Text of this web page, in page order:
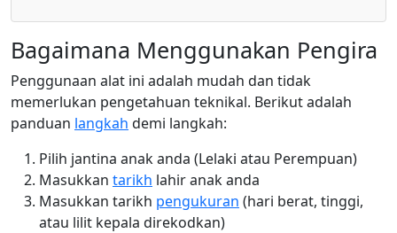
Bagaimana Menggunakan Pengira
Penggunaan alat ini adalah mudah dan tidak
memerlukan pengetahuan teknikal. Berikut adalah
panduan langkah demi langkah:
Pilih jantina anak anda (Lelaki atau Perempuan)
Masukkan tarikh lahir anak anda
Masukkan tarikh pengukuran (hari berat, tinggi,
atau lilit kepala direkodkan)